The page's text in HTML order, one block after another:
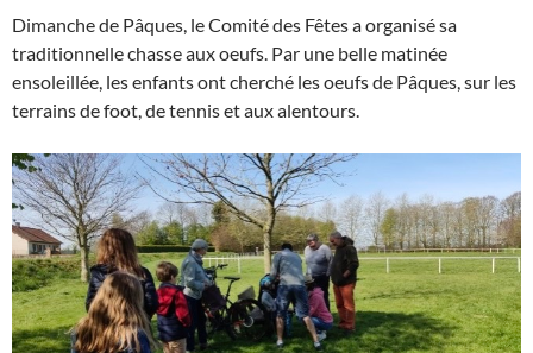
Dimanche de Pâques, le Comité des Fêtes a organisé sa
traditionnelle chasse aux oeufs. Par une belle matinée
ensoleillée, les enfants ont cherché les oeufs de Pâques, sur les
terrains de foot, de tennis et aux alentours.